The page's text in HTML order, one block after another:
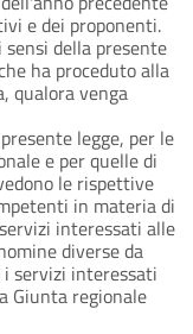
e dei proponenti.
della presente
ha proceduto alla
qualora venga
legge, per le
e per quelle di
le rispettive
in materia di
interessati alle
diverse da
servizi interessati
Giunta regionale